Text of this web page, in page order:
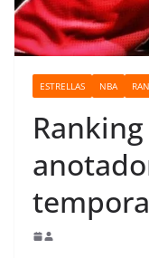
ESTRELLAS NBA